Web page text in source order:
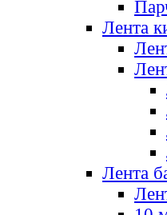
Лента
Лента